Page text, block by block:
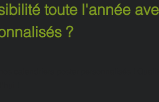
toute l'année
?